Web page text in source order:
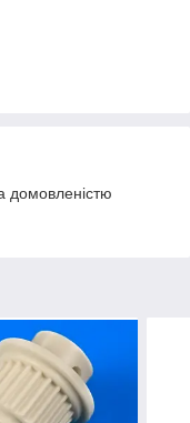
домовленістю